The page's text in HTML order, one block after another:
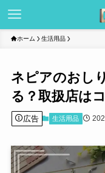
ホーム 生活用品
ネピアのおし
る？取扱店は
広告 生活用品